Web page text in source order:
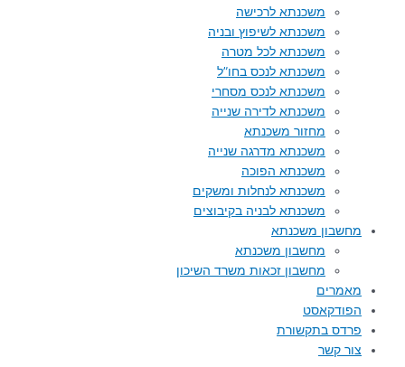
משכנתא לרכישה
משכנתא לשיפוץ ובניה
משכנתא לכל מטרה
משכנתא לנכס בחו”ל
משכנתא לנכס מסחרי
משכנתא לדירה שנייה
מחזור משכנתא
משכנתא מדרגה שנייה
משכנתא הפוכה
משכנתא לנחלות ומשקים
משכנתא לבניה בקיבוצים
מחשבון משכנתא
מחשבון משכנתא
מחשבון זכאות משרד השיכון
מאמרים
הפודקאסט
פרדס בתקשורת
צור קשר